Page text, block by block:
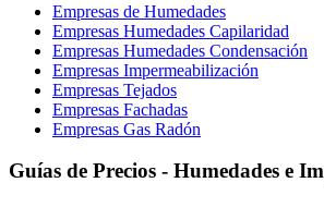
Empresas de Humedades
Empresas Humedades Capilaridad
Empresas Humedades Condensación
Empresas Impermeabilización
Empresas Tejados
Empresas Fachadas
Empresas Gas Radón
Guías de Precios - Humedades e